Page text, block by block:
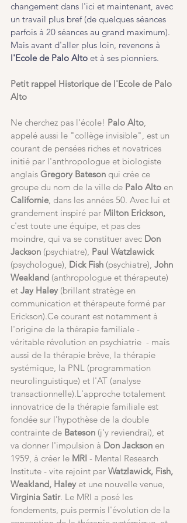
changement dans l'ici et maintenant, avec
un travail plus bref (de quelques séances
parfois à 20 séances au grand maximum).
Mais avant d'aller plus loin, revenons à
l'Ecole de Palo Alto et à ses pionniers.
Petit rappel Historique de l'Ecole de Palo
Alto
Ne cherchez pas l'école! Palo Alto,
appelé aussi le "collège invisible", est un
courant de pensées riches et novatrices
initié par l'anthropologue et biologiste
anglais Gregory Bateson qui crée ce
groupe du nom de la ville de Palo Alto en
Californie, dans les années 50. Avec lui et
grandement inspiré par Milton Erickson,
c'est toute une équipe, et pas des
moindre, qui va se constituer avec Don
Jackson (psychiatre), Paul Watzlawick
(psychologue), Dick Fish (psychiatre), John
Weakland (anthropologue et thérapeute)
et Jay Haley (brillant stratège en
communication et thérapeute formé par
Erickson).Ce courant est notamment à
l'origine de la thérapie familiale -
véritable révolution en psychiatrie  - mais
aussi de la thérapie brève, la thérapie
systémique, la PNL (programmation
neurolinguistique) et l'AT (analyse
transactionnelle).L'approche totalement
innovatrice de la thérapie familiale est
fondée sur l'hypothèse de la double
contrainte de Bateson (j'y reviendrai), et
va donner l'impulsion à Don Jackson en
1959, à créer le MRI - Mental Research
Institute - vite rejoint par Watzlawick, Fish,
Weakland, Haley et une nouvelle venue,
Virginia Satir. Le MRI a posé les
fondements, puis permis l'évolution de la